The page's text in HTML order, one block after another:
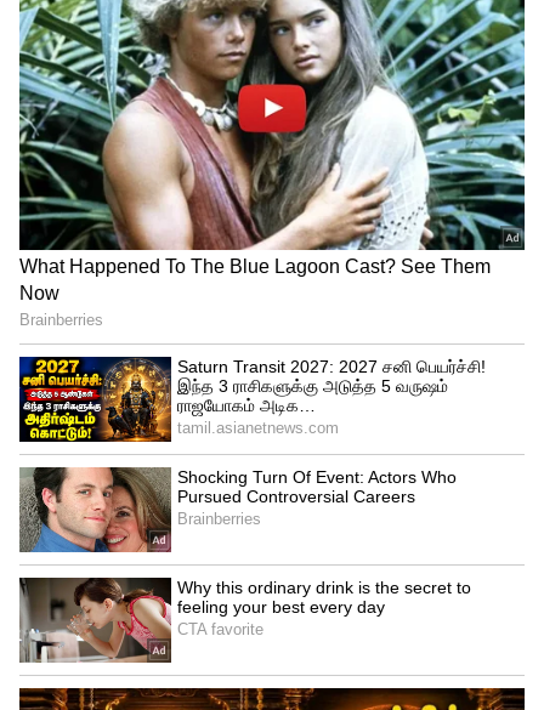
வீழ்த்திய திருச்சி கிராண்ட்
சோழாஸ் !